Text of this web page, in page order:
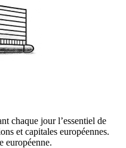
chaque jour l’essentiel de
et capitales européennes.
européenne.